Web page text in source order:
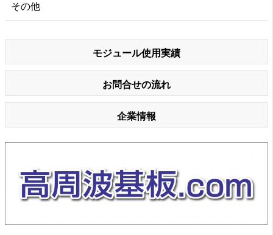
その他
モジュール使用実績
お問合せの流れ
企業情報